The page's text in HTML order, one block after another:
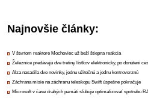
Najnovšie články:
V štvrtom reaktore Mochoviec už beží štiepna reakcia
Železnice predávajú dve tretiny lístkov elektronicky, po donútení
Alza nasadila dve novinky, jednu užitočnú a jednu kontroverznú
Záchrana misie na záchranu teleskopu Swift úspešne pokračuje
Microsoft v čase drahých pamätí sľubuje optimalizovať spotrebu